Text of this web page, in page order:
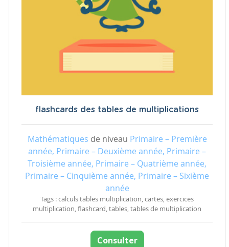
flashcards des tables de multiplications
Mathématiques de niveau Primaire – Première
année, Primaire – Deuxième année, Primaire –
Troisième année, Primaire – Quatrième année,
Primaire – Cinquième année, Primaire – Sixième
année
Tags : calculs tables multiplication, cartes, exercices
multiplication, flashcard, tables, tables de multiplication
Consulter